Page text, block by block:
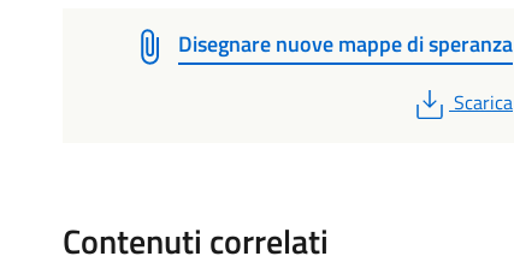
Disegnare nuove mappe di speranza
PDF
Scarica
Contenuti correlati